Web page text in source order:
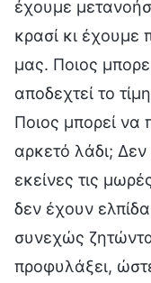
έχουμε
κρασί κι έχουμε
μας. Ποιος
αποδεχτεί το
Ποιος μπορεί να
αρκετό λάδι;
εκείνες τις
δεν έχουν
συνεχώς
προφυλάξει,